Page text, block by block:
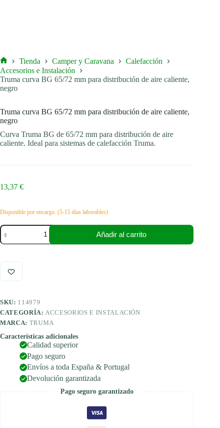
Inicio
Tienda Camper y Caravana
Calefacción
Accesorios e Instalación
Truma curva BG 65/72 mm para distribución de aire caliente,
negro
Truma curva BG 65/72 mm para distribución de aire caliente,
negro
Curva Truma BG de 65/72 mm para distribución de aire
caliente. Ideal para sistemas de calefacción Truma.
13,37 €
Disponible por encargo. (5-15 días laborables)
Truma
curva
BG
mm
para
distribución
caliente,
negro
cantidad
Añadir al carrito
SKU: 114979
CATEGORÍA: ACCESORIOS E INSTALACIÓN
MARCA: TRUMA
Características adicionales
Calidad superior
Pago seguro
Envíos a toda España & Portugal
Devolución garantizada
Pago seguro garantizado